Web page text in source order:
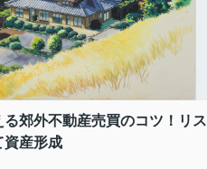
る郊外不動産売買のコツ！リス
資産形成